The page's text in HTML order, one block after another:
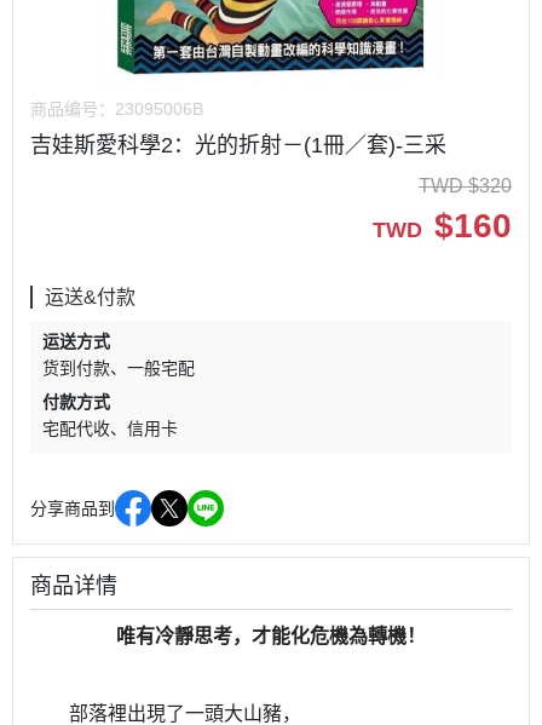
商品编号： 23095006B
吉娃斯愛科學2：光的折射－(1冊／套)-三采
TWD $320
TWD $160
运送&付款
运送方式
货到付款
一般宅配
付款方式
宅配代收
信用卡
分享商品到
商品详情
唯有冷靜思考，才能化危機為轉機！
部落裡出現了一頭大山豬，